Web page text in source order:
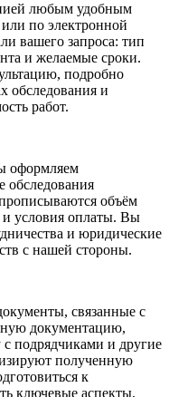
любым удобным
по электронной
вашего запроса: тип
и желаемые сроки.
подробно
обследования и
работ.
оформляем
обследования
объём
и условия оплаты. Вы
и юридические
с нашей стороны.
связанные с
документацию,
подрядчиками и другие
полученную
к
ключевые аспекты,